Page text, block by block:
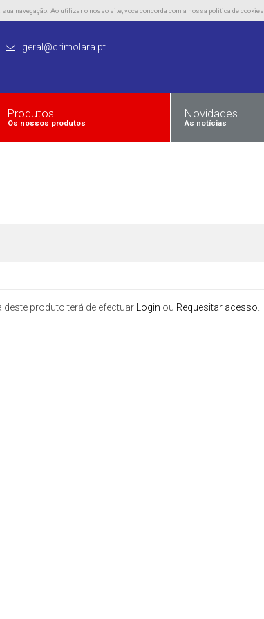
navegação. Ao utilizar o nosso site, voce concorda com a nossa politica de cookies.
geral@crimolara.pt
Produtos
Os nossos produtos
Novidades
As notícias
deste produto terá de efectuar Login ou Requesitar acesso.